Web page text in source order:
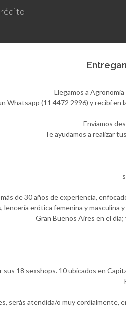
Llegamos a
Whatsapp (11 4472 2996) y recibí
Enviamos
Te ayudamos a realizar
de 30 años de experiencia,
erótica femenina y masculina
Gran Buenos Aires en el
18 sexshops. 10 ubicados en
serás atendida/o muy